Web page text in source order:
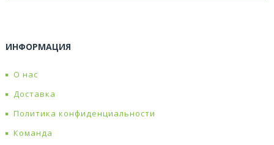
ИНФОРМАЦИЯ
О нас
Доставка
Политика конфиденциальности
Команда